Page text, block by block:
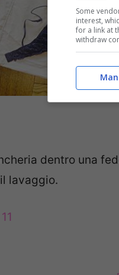
dentro una
lavaggio.
11
Some
interest,
for a link at
withdraw